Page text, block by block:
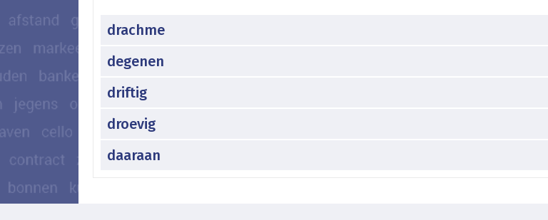
drachme
degenen
driftig
droevig
daaraan